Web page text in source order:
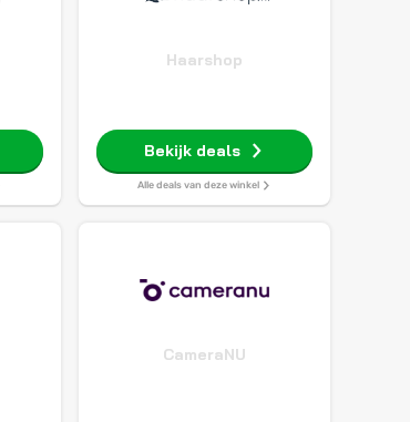
Haarshop
Bekijk deals
Alle deals van deze winkel
CameraNU